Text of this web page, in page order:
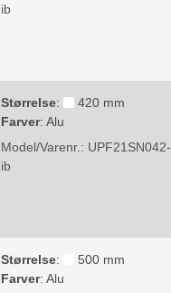
ib
Størrelse:
420 mm
Farver:Alu
Model/Varenr.: UPF21SN042-
ib
Størrelse:
500 mm
Farver:Alu